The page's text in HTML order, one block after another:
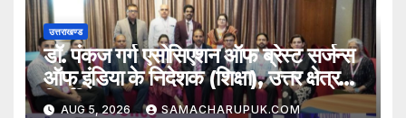
उत्तराखण्ड
डॉ. पंकज गर्ग एसोसिएशन ऑफ ब्रेस्ट सर्जन्स
ऑफ इंडिया के निदेशक (शिक्षा), उत्तर क्षेत्र
निर्वाचित
AUG 5, 2026 SAMACHARUPUK.COM